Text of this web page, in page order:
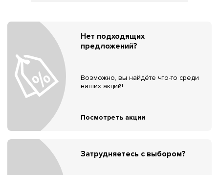
Нет подходящих
предложений?
Возможно, вы найдёте что-то среди
наших акций!
Посмотреть акции
Затрудняетесь с выбором?